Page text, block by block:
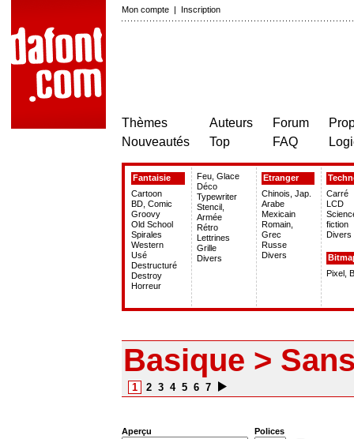
Mon compte | Inscription
Thèmes
Nouveautés
Auteurs
Top
Forum
FAQ
Fantaisie
Cartoon
BD, Comic
Groovy
Old School
Spirales
Western
Usé
Destructuré
Destroy
Horreur
Feu, Glace
Déco
Typewriter
Stencil,
Armée
Rétro
Lettrines
Grille
Divers
Etranger
Chinois, Jap.
Arabe
Mexicain
Romain,
Grec
Russe
Divers
Carré
LCD
fiction
Divers
Pixel,
Basique >
1 2 3 4 5 6 7
Aperçu Polices